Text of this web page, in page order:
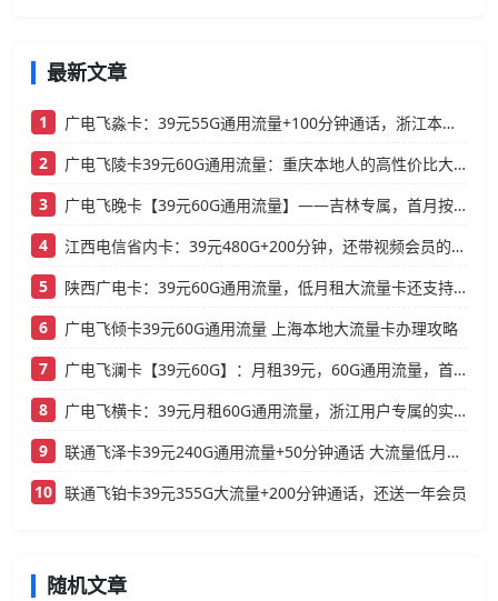
最新文章
1
广电飞淼卡：39元55G通用流量+100分钟通话，浙江本地人的高性价比大流量卡推荐
2
广电飞陵卡39元60G通用流量：重庆本地人的高性价比大流量卡推荐
3
广电飞晚卡【39元60G通用流量】——吉林专属，首月按天折算，流量充足不踩坑
4
江西电信省内卡：39元480G+200分钟，还带视频会员的大流量卡
5
陕西广电卡：39元60G通用流量，低月租大流量卡还支持结转
6
广电飞倾卡39元60G通用流量 上海本地大流量卡办理攻略
7
广电飞澜卡【39元60G】：月租39元，60G通用流量，首月免费真香！
8
广电飞横卡：39元月租60G通用流量，浙江用户专属的实用型套餐
9
联通飞泽卡39元240G通用流量+50分钟通话 大流量低月租办理指南
10 联通飞铂卡39元355G大流量+200分钟通话，还送一年会员
随机文章